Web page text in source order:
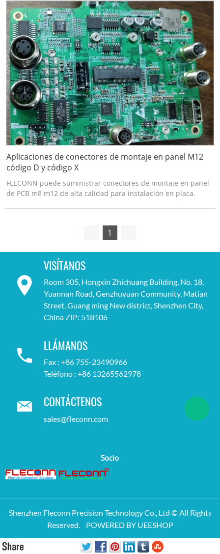
Aplicaciones de conectores de montaje en panel M12
código D y código X
FLECONN puede suministrar conectores de montaje en panel
de PCB m8 m12 de alta calidad para instalación en placa.
1
VISÍTANOS
Room 305, Hongxin Zhichuang Building, No. 18,
Yuannan Road, Genzhuyuan Community, Matian
Street, Guang ming New district, Shenzhen City,
China ZIP: 518106
LLÁMANOS
Fax : +86 755-23490966
Teléfono : +86 13265562978
CONTÁCTENOS
sales@fleconn.com
Socio
Shenzhen Fleconn Precision Technology Co., Ltd © All Rights
Reserved. POWERED BY UEESHOP